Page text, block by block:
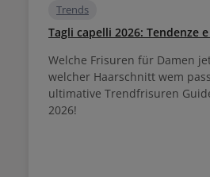
Trends
Tagli capelli 2026: Tendenze
Welche Frisuren für Damen
welcher Haarschnitt wem
ultimative Trendfrisuren
2026!